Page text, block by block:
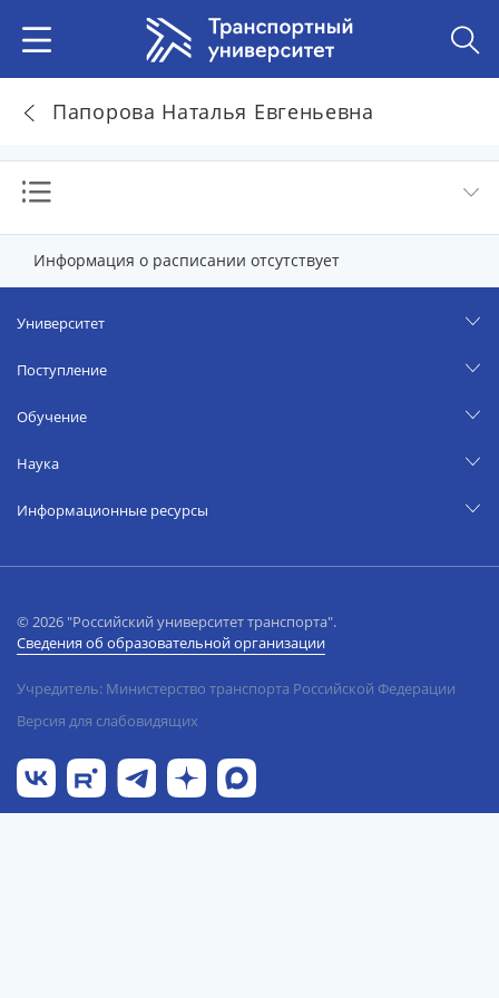
Папорова Наталья Евгеньевна
Информация о расписании отсутствует
Университет
Поступление
Обучение
Наука
Информационные ресурсы
© 2026 "Российский университет транспорта".
Сведения об образовательной организации
Учредитель: Министерство транспорта Российской Федерации
Версия для слабовидящих